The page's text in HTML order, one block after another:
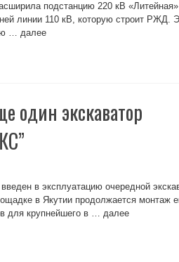
подстанцию 220 кВ
линии 110 кВ, которую строит РЖД.
… далее
один экскаватор
в эксплуатацию очередной
в Якутии продолжается монтаж
для крупнейшего в … далее